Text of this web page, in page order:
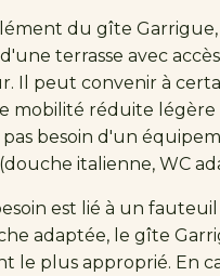
du gîte
d'une terrasse avec
Il peut convenir à
mobilité réduite légère
besoin d'un
italienne, WC
est lié à un
adaptée, le gîte
le plus approprié. En